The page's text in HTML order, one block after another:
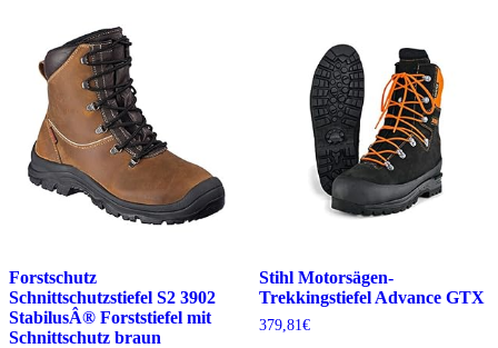
Forstschutz
Schnittschutzstiefel S2 3902
StabilusÂ® Forststiefel mit
Schnittschutz braun
Stihl Motorsägen-
Trekkingstiefel Advance GTX
379,81€